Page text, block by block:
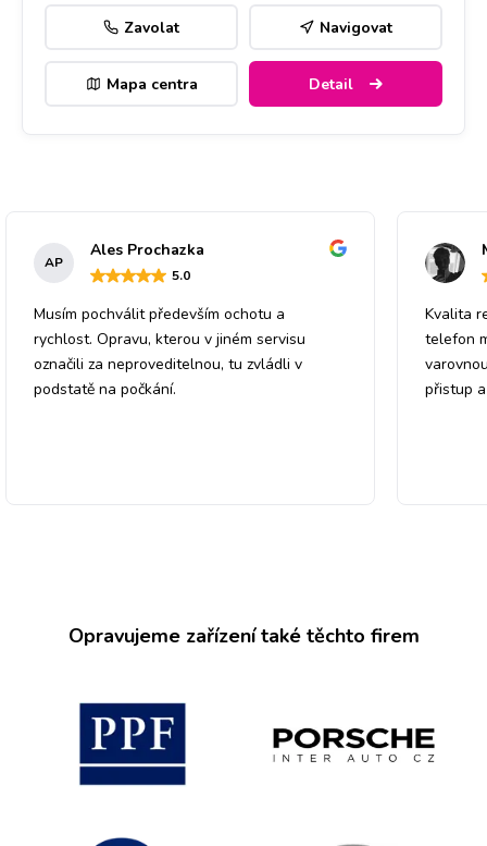
Zavolat Navigovat
Mapa centra Detail
AP
Ales Prochazka
5.0
Musím pochválit především ochotu a
rychlost. Opravu, kterou v jiném servisu
označili za neproveditelnou, tu zvládli v
podstatě na počkání.
Kvalita
telefon
přistup
Opravujeme zařízení také těchto firem